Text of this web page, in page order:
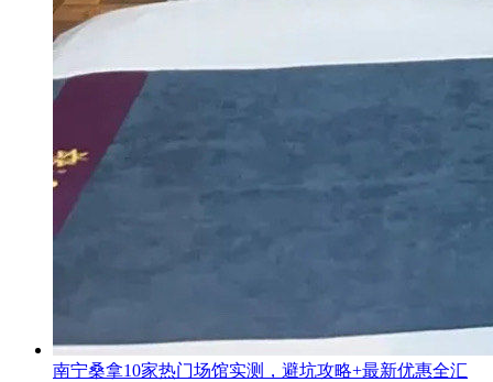
南宁桑拿10家热门场馆实测，避坑攻略+最新优惠全汇